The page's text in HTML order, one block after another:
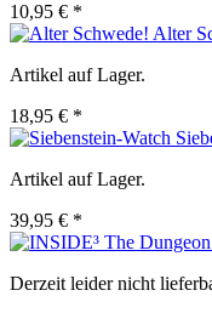
10,95 € *
Alter
Artikel auf Lager.
18,95 € *
Artikel auf Lager.
39,95 € *
Derzeit leider nicht